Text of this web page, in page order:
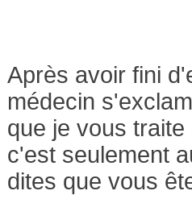
Après avoir fini
médecin
que je vous
c'est seulement
dites que vous